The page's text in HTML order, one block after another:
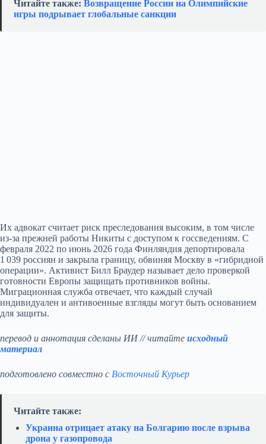
Читайте также: Возвращение России на Олимпийские
игры подрывает глобальные санкции
Их адвокат считает риск преследования высоким, в том числе
из‑за прежней работы Никиты с доступом к госсведениям. С
февраля 2022 по июнь 2026 года Финляндия депортировала
1 039 россиян и закрыла границу, обвиняя Москву в «гибридной
операции». Активист Билл Браудер называет дело проверкой
готовности Европы защищать противников войны.
Миграционная служба отвечает, что каждый случай
индивидуален и антивоенные взгляды могут быть основанием
для защиты.
перевод и аннотация сделаны ИИ // читайте исходный
материал
подготовлено совместно с Восточный Курьер
Читайте также:
Украина отрицает атаку на Болгарию после взрыва
дрона у газопровода